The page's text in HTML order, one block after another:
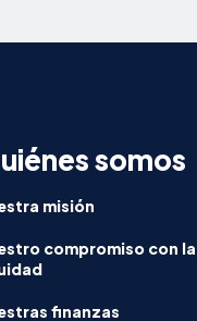
somos
misión
compromiso con la
finanzas